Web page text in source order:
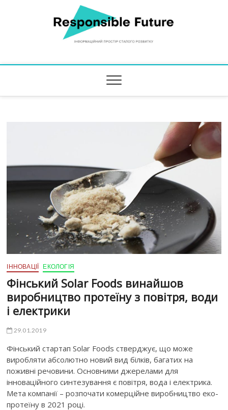
Responsible Future
ІННОВАЦІЇ ЕКОЛОГІЯ
Фінський Solar Foods винайшов
виробництво протеїну з повітря, води
і електрики
29.01.2019
Фінський стартап Solar Foods стверджує, що може
виробляти абсолютно новий вид білків, багатих на
поживні речовини. Основними джерелами для
інноваційного синтезування є повітря, вода і електрика.
Мета компанії – розпочати комерційне виробництво еко-
протеїну в 2021 році.